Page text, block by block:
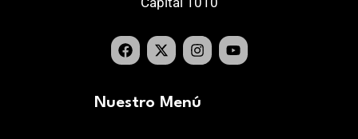
Nuestro Menú